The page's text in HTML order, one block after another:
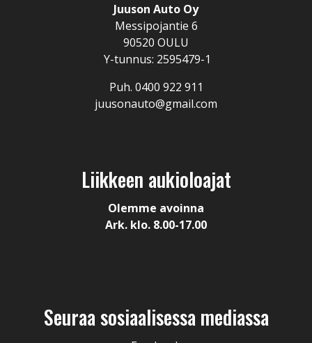
Juuson Auto Oy
Messipojantie 6
90520 OULU
Y-tunnus: 2595479-1
Puh. 0400 922 911
juusonauto@gmail.com
Liikkeen aukioloajat
Olemme avoinna
Ark. klo. 8.00-17.00
Seuraa sosiaalisessa mediassa